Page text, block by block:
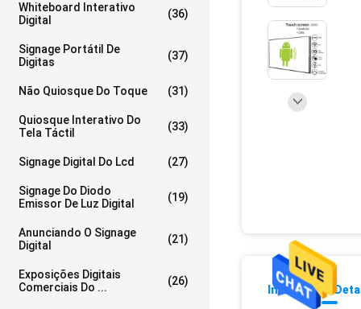
Whiteboard Interativo
Digital
(36)
Signage Portátil De
Digitas
(37)
Não Quiosque Do Toque (31)
Quiosque Interativo Do
Tela Táctil
(33)
Signage Digital Do Lcd (27)
Signage Do Diodo
Emissor De Luz Digital
(19)
Anunciando O Signage
Digital
(21)
Exposições Digitais
Comerciais Do ...
(26)
Informação